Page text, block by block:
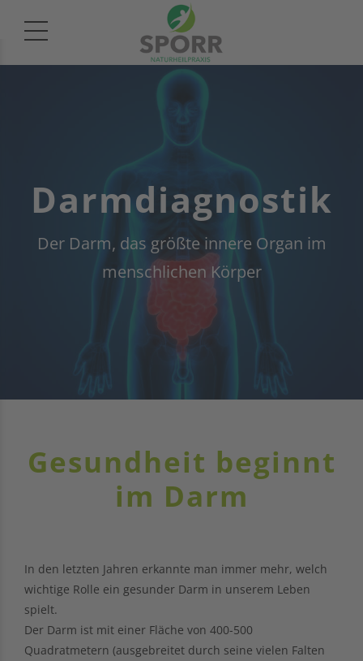
Darmdiagnostik
Der Darm, das größte innere Organ im
menschlichen Körper
Gesundheit beginnt
im Darm
In den letzten Jahren erkannte man immer mehr, welch
wichtige Rolle ein gesunder Darm in unserem Leben
spielt.
Der Darm ist mit einer Fläche von 400-500
Quadratmetern (ausgebreitet durch seine vielen Falten